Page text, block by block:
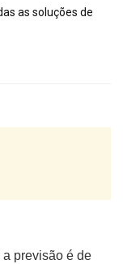
as soluções de
previsão é de